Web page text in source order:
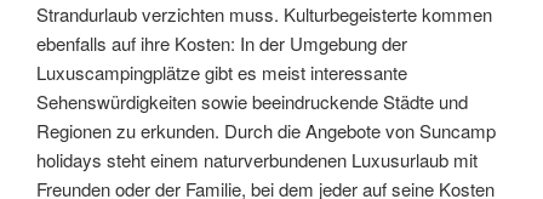
Strandurlaub verzichten muss. Kulturbegeisterte kommen
ebenfalls auf ihre Kosten: In der Umgebung der
Luxuscampingplätze gibt es meist interessante
Sehenswürdigkeiten sowie beeindruckende Städte und
Regionen zu erkunden. Durch die Angebote von Suncamp
holidays steht einem naturverbundenen Luxusurlaub mit
Freunden oder der Familie, bei dem jeder auf seine Kosten